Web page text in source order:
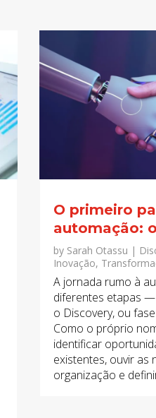
O primeiro
automação:
by Sarah Otassu |
Inovação,
A jornada rumo à
diferentes etapas
o Discovery, ou
Como o próprio
identificar
existentes, ouvir as
organização e